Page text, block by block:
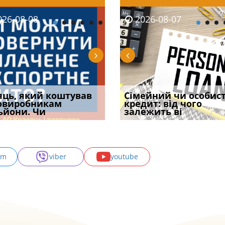
06
встановив для
шкоди
2026-08-06
Документи, на яких не
проставляється
апостиль: пер
08-08
який коштував
Чи
2026-08-07
Огляд практики ВС від
Ростислава Кравця, що
опублі
2026-08-05
потрібна ФОП
у 2026 році:
засто
2026-08-07
Сімейний чи
кредит: від чого
залежить ві
2026-07-30
Восьмий ААС
підтвердив, що
може скас
viber youtube